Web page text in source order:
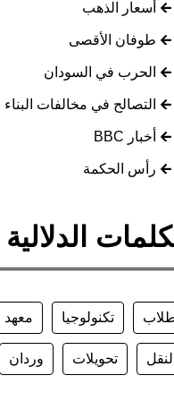
أسعار الذهب
طوفان الأقصى
الحرب في السودان
التصالح في مخالفات البناء
أخبار BBC
رأس الحكمة
الدلالية
تكنولوجيا معهد
النقل تحويلات وردان